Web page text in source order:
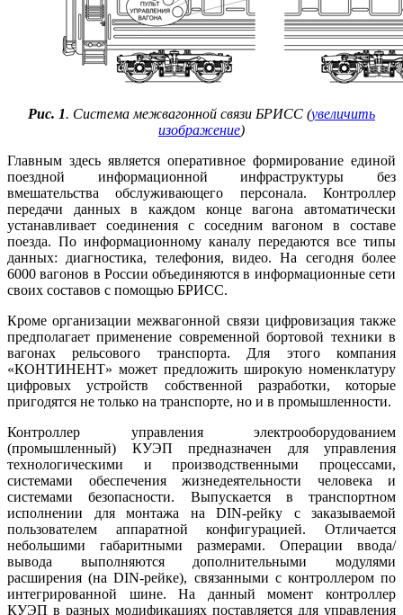
Рис. 1. Система межвагонной связи БРИСС (увеличить
изображение)
Главным здесь является оперативное формирование единой
поездной информационной инфраструктуры без
вмешательства обслуживающего персонала. Контроллер
передачи данных в каждом конце вагона автоматически
устанавливает соединения с соседним вагоном в составе
поезда. По информационному каналу передаются все типы
данных: диагностика, телефония, видео. На сегодня более
6000 вагонов в России объединяются в информационные сети
своих составов с помощью БРИСС.
Кроме организации межвагонной связи цифровизация также
предполагает применение современной бортовой техники в
вагонах рельсового транспорта. Для этого компания
«КОНТИНЕНТ» может предложить широкую номенклатуру
цифровых устройств собственной разработки, которые
пригодятся не только на транспорте, но и в промышленности.
Контроллер управления электрооборудованием
(промышленный) КУЭП предназначен для управления
технологическими и производственными процессами,
системами обеспечения жизнедеятельности человека и
системами безопасности. Выпускается в транспортном
исполнении для монтажа на DIN-рейку с заказываемой
пользователем аппаратной конфигурацией. Отличается
небольшими габаритными размерами. Операции ввода/
вывода выполняются дополнительными модулями
расширения (на DIN-рейке), связанными с контроллером по
интегрированной шине. На данный момент контроллер
КУЭП в разных модификациях поставляется для управления